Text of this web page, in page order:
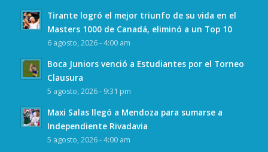
Tirante logró el mejor triunfo de su vida en el
Masters 1000 de Canadá, eliminó a un Top 10
6 agosto, 2026 - 4:00 am
Boca Juniors venció a Estudiantes por el Torneo
Clausura
5 agosto, 2026 - 9:31 pm
Maxi Salas llegó a Mendoza para sumarse a
Independiente Rivadavia
5 agosto, 2026 - 4:00 am